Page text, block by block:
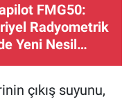
FMG50:
Radyometrik
Yeni Nesil
çıkış suyunu,